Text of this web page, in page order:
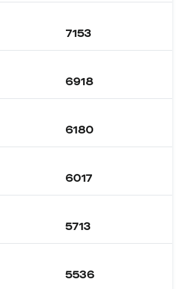
7153
6918
6180
6017
5713
5536